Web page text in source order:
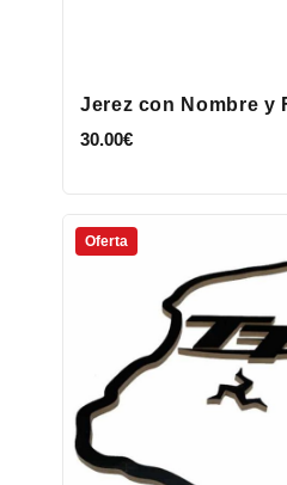
Jerez con Nombre y
30.00€
Oferta